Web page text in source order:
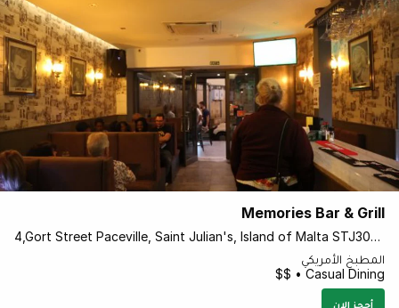
Memories Bar & Grill
4,Gort Street Paceville, Saint Julian's, Island of Malta STJ3061 Malta
المطبخ الأمريكي
Casual Dining • $$
أحجز الان